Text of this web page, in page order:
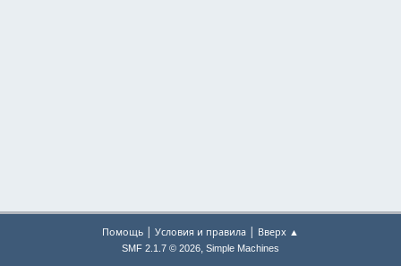
Помощь | Условия и правила | Вверх ▲
SMF 2.1.7 © 2026, Simple Machines